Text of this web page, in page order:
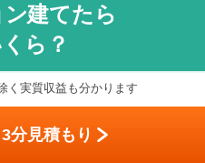
合には工夫が必要で
土地活用業者に相談し
建てたら
ら？
く実質収益も分かります
分見積もり